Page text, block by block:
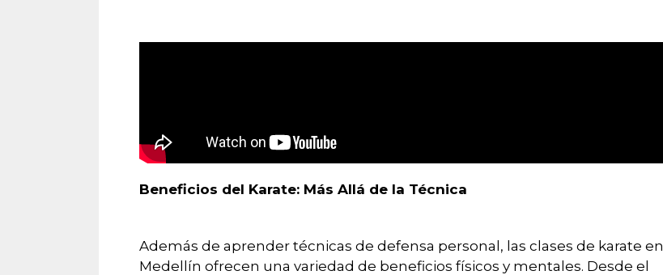
Beneficios del Karate: Más Allá de la Técnica
Además de aprender técnicas de defensa personal, las clases de karate en
Medellín ofrecen una variedad de beneficios físicos y mentales. Desde el